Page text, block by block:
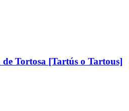
Tortosa [Tartús o Tartous]